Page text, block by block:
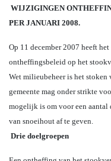
WIJZIGINGEN
PER JANUARI 2008.
Op 11 december 2007 heeft
ontheffingsbeleid op het
Wet milieubeheer is het
gemeente mag onder strikte
mogelijk is om voor een aantal
van snoeihout af te geven.
Drie doelgroepen